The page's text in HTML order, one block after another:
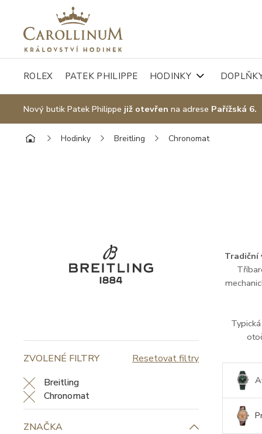
ROLEX PATEK PHILIPPE HODINKY
Nový butik Patek Philippe již otevřen na adrese Pařížská 6.
Hodinky Breitling Chronomat
ZVOLENÉ FILTRY
Resetovat filtry
Breitling
Chronomat
ZNAČKA